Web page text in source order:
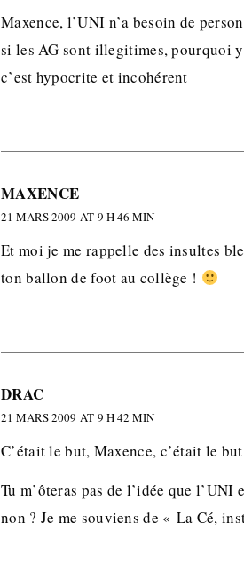
Maxence, l’UNI n’a besoin de
si les AG sont illegitimes, pourquoi
c’est hypocrite et incohérent
MAXENCE
21 MARS 2009 AT 9 H 46 MIN
Et moi je me rappelle des insultes
ton ballon de foot au collège !
DRAC
21 MARS 2009 AT 9 H 42 MIN
C’était le but, Maxence, c’était le
Tu m’ôteras pas de l’idée que
non ? Je me souviens de « La Cé,